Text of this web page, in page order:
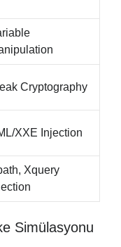
Cryptography
XXE Injection
Xquery
Simülasyonu